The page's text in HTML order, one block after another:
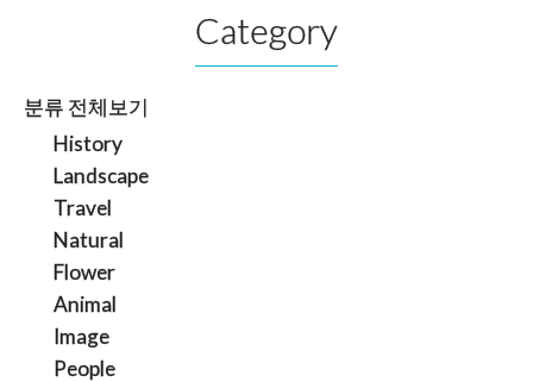
Category
분류 전체보기
History
Landscape
Travel
Natural
Flower
Animal
Image
People